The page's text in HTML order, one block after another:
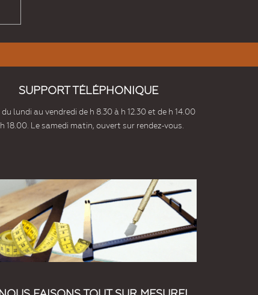
SUPPORT TÉLÉPHONIQUE
lundi au vendredi de h 8.30 à h 12.30 et de h 14.00
18.00. Le samedi matin, ouvert sur rendez-vous.